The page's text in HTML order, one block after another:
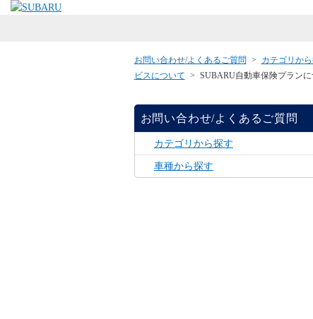
お問い合わせ/よくあるご質問 > カテゴリか
ビスについて > SUBARU自動車保険プランに
お問い合わせ/よくあるご質問
カテゴリから探す
車種から探す